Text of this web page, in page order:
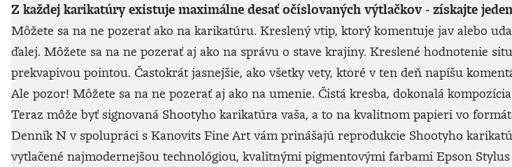
Z každej karikatúry existuje maximálne desať očíslovaných výtlačkov - získajte
Môžete sa na ne pozerať ako na karikatúru. Kreslený vtip, ktorý komentuje jav alebo
ďalej. Môžete sa na ne pozerať aj ako na správu o stave krajiny. Kreslené hodnotenie
prekvapivou pointou. Častokrát jasnejšie, ako všetky vety, ktoré v ten deň napíšu
Ale pozor! Môžete sa na ne pozerať aj ako na umenie. Čistá kresba, dokonalá
Teraz môže byť signovaná Shootyho karikatúra vaša, a to na kvalitnom papieri vo
Denník N v spolupráci s Kanovits Fine Art vám prinášajú reprodukcie Shootyho
vytlačené najmodernejšou technológiou, kvalitnými pigmentovými farbami Epson